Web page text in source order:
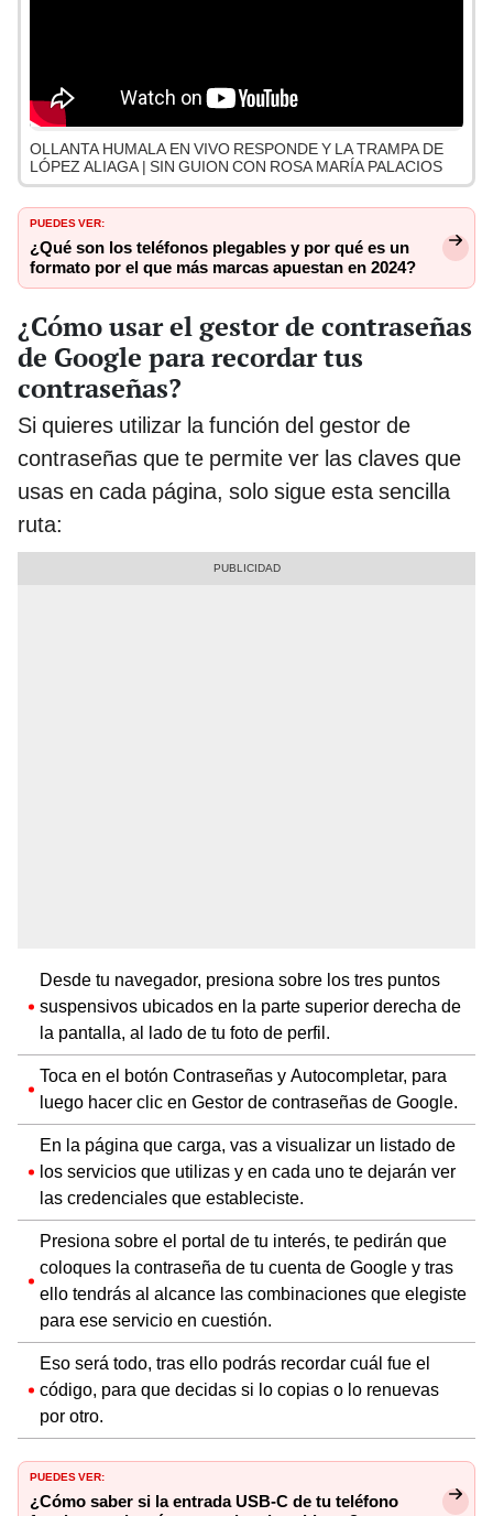
OLLANTA HUMALA EN VIVO RESPONDE Y LA TRAMPA DE
LÓPEZ ALIAGA | SIN GUION CON ROSA MARÍA PALACIOS
PUEDES VER:
¿Qué son los teléfonos plegables y por qué es un
formato por el que más marcas apuestan en 2024?
¿Cómo usar el gestor de contraseñas
de Google para recordar tus
contraseñas?
Si quieres utilizar la función del gestor de
contraseñas que te permite ver las claves que
usas en cada página, solo sigue esta sencilla
ruta:
Desde tu navegador, presiona sobre los tres puntos
suspensivos ubicados en la parte superior derecha de
la pantalla, al lado de tu foto de perfil.
Toca en el botón Contraseñas y Autocompletar, para
luego hacer clic en Gestor de contraseñas de Google.
En la página que carga, vas a visualizar un listado de
los servicios que utilizas y en cada uno te dejarán ver
las credenciales que estableciste.
Presiona sobre el portal de tu interés, te pedirán que
coloques la contraseña de tu cuenta de Google y tras
ello tendrás al alcance las combinaciones que elegiste
para ese servicio en cuestión.
Eso será todo, tras ello podrás recordar cuál fue el
código, para que decidas si lo copias o lo renuevas
por otro.
PUEDES VER:
¿Cómo saber si la entrada USB-C de tu teléfono